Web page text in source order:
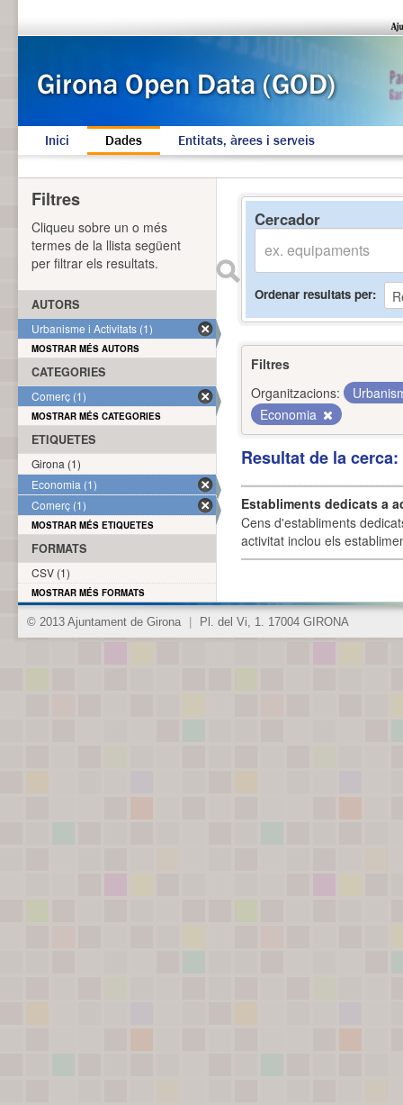
Inici Dades Entitats, àrees i serveis
Cercador
Ordenar resultats per
Filtres
Organitzacions:
Economia
Resultat de la
Establiments dedicats a
Cens d'establiments
activitat inclou els
Filtres
Cliqueu sobre un o més
termes de la llista següent
per filtrar els resultats.
AUTORS
Urbanisme i Activitats (1)
MOSTRAR MÉS AUTORS
CATEGORIES
Comerç (1)
MOSTRAR MÉS CATEGORIES
ETIQUETES
Girona (1)
Economia (1)
Comerç (1)
MOSTRAR MÉS ETIQUETES
FORMATS
CSV (1)
MOSTRAR MÉS FORMATS
© 2013 Ajuntament de Girona Pl. del Vi, 1. 17004 GIRONA